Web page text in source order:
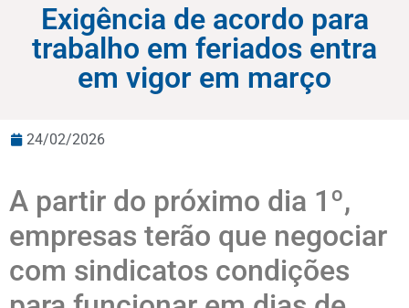
Exigência de acordo para
trabalho em feriados entra
em vigor em março
24/02/2026
A partir do próximo dia 1º,
empresas terão que negociar
com sindicatos condições